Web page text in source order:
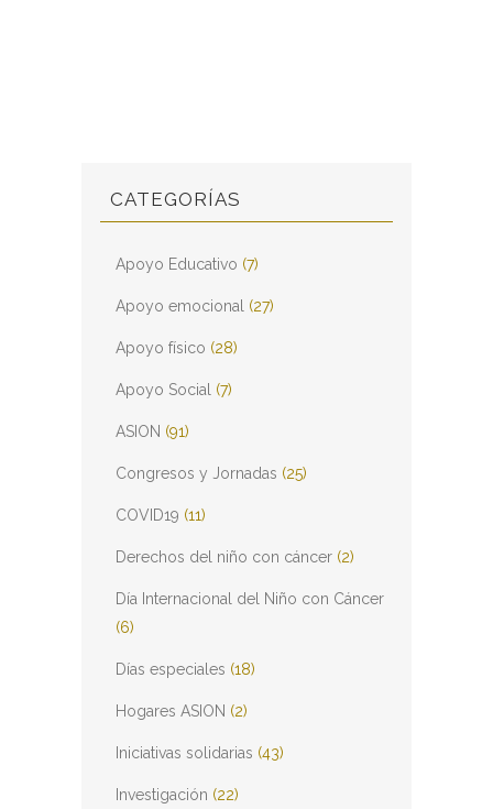
CATEGORÍAS
Apoyo Educativo (7)
Apoyo emocional (27)
Apoyo físico (28)
Apoyo Social (7)
ASION (91)
Congresos y Jornadas (25)
COVID19 (11)
Derechos del niño con cáncer (2)
Día Internacional del Niño con Cáncer
(6)
Días especiales (18)
Hogares ASION (2)
Iniciativas solidarias (43)
Investigación (22)